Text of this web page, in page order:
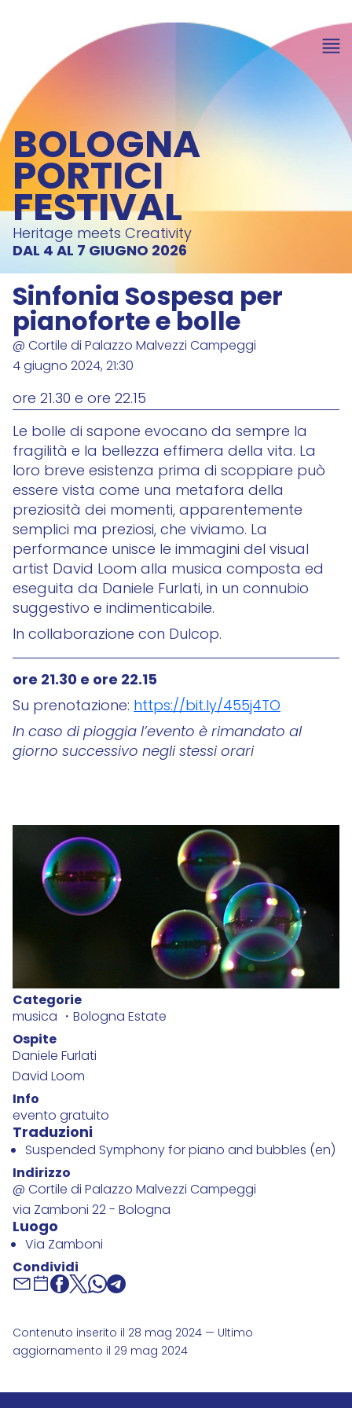
BOLOGNA
PORTICI
FESTIVAL
Heritage meets Creativity
DAL 4 AL 7 GIUGNO 2026
Sinfonia Sospesa per
pianoforte e bolle
@ Cortile di Palazzo Malvezzi Campeggi
4 giugno 2024, 21:30
ore 21.30 e ore 22.15
Le bolle di sapone evocano da sempre la
fragilità e la bellezza effimera della vita. La
loro breve esistenza prima di scoppiare può
essere vista come una metafora della
preziosità dei momenti, apparentemente
semplici ma preziosi, che viviamo. La
performance unisce le immagini del visual
artist David Loom alla musica composta ed
eseguita da Daniele Furlati, in un connubio
suggestivo e indimenticabile.
In collaborazione con Dulcop.
ore 21.30 e ore 22.15
Su prenotazione: https://bit.ly/455j4TO
In caso di pioggia l’evento è rimandato al
giorno successivo negli stessi orari
Categorie
musica Bologna Estate
Ospite
Daniele Furlati
David Loom
Info
evento gratuito
Traduzioni
Suspended Symphony for piano and bubbles (en)
Indirizzo
@ Cortile di Palazzo Malvezzi Campeggi
via Zamboni 22 - Bologna
Luogo
Via Zamboni
Condividi
Contenuto inserito il 28 mag 2024 — Ultimo
aggiornamento il 29 mag 2024